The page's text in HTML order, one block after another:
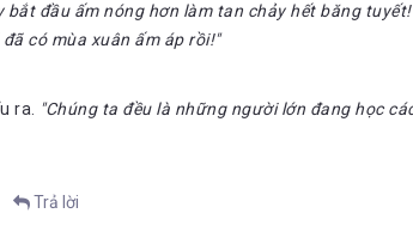
bắt đầu ấm nóng hơn làm tan chảy hết băng
có mùa xuân ấm áp rồi!"
ra.
"Chúng ta đều là những người lớn đang học
Trả lời